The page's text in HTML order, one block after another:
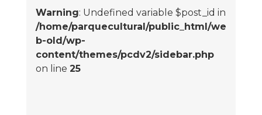
Warning: Undefined variable $post_id in
/home/parquecultural/public_html/we
b-old/wp-
content/themes/pcdv2/sidebar.php
on line 25